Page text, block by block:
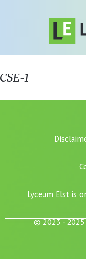
CSE-1
Lyceum Elst is
© 2023 -